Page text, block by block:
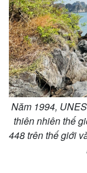
Năm 1994,
thiên nhiên thế
448 trên thế giới